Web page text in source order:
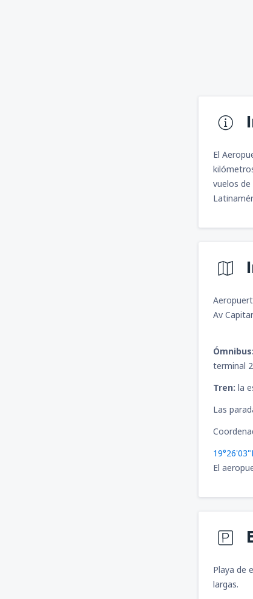
El
vuelos
Av
Ómnibus:
terminal
Tren: la
Las
El
Playa de
largas.